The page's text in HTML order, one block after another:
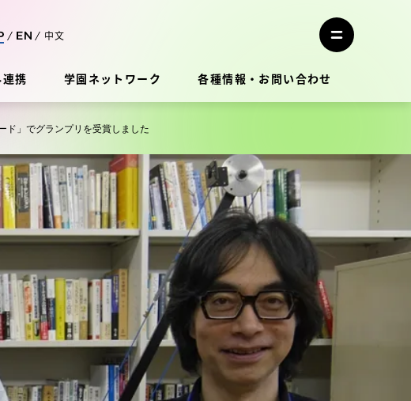
携 学園ネットワーク 各種情報・お問い合わせ
中文
メ
ニ
ド」でグランプリを受賞しました
ュ
ー
教員・研究者ガイド
トライブラ
学生生活
学生生活
学生生活サポート
スポーツインフォ